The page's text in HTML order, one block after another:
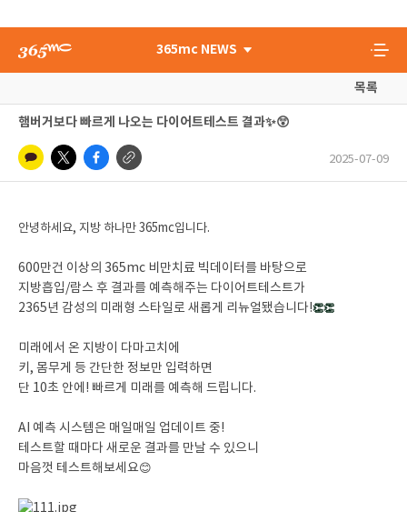
365mc NEWS
목록
햄버거보다 빠르게 나오는 다이어트테스트 결과✨😲
2025-07-09
안녕하세요, 지방 하나만 365mc입니다.
600만건 이상의 365mc 비만치료 빅데이터를 바탕으로
지방흡입/람스 후 결과를 예측해주는 다이어트테스트가
2365년 감성의 미래형 스타일로 새롭게 리뉴얼됐습니다!👏👏
미래에서 온 지방이 다마고치에
키, 몸무게 등 간단한 정보만 입력하면
단 10초 안에! 빠르게 미래를 예측해 드립니다.
AI 예측 시스템은 매일매일 업데이트 중!
테스트할 때마다 새로운 결과를 만날 수 있으니
마음껏 테스트해보세요😊